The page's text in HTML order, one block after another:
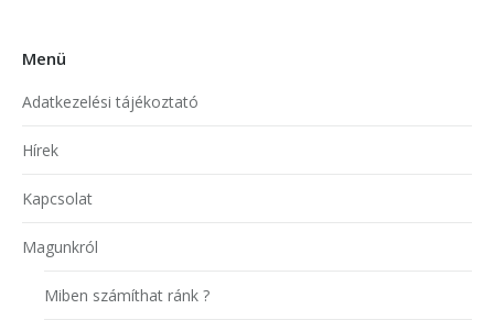
Menü
Adatkezelési tájékoztató
Hírek
Kapcsolat
Magunkról
Miben számíthat ránk ?